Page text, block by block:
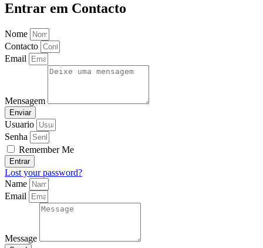
Entrar em Contacto
Nome
Contacto
Email
Mensagem
Enviar
Usuario
Senha
Remember Me
Entrar
Lost your password?
Name
Email
Message